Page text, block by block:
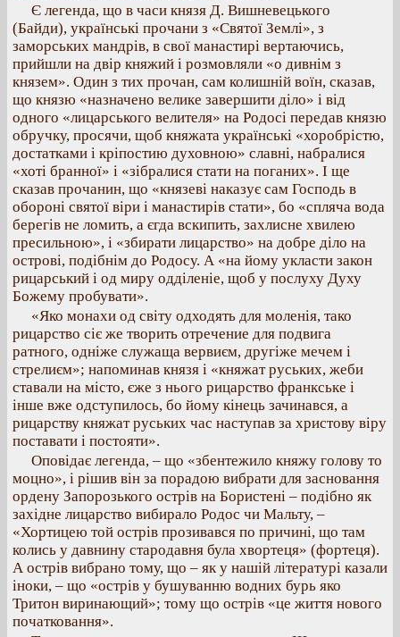
Є легенда, що в часи князя Д. Вишневецького
(Байди), українські прочани з «Святої Землі», з
заморських мандрів, в свої манастирі вертаючись,
прийшли на двір княжий і розмовляли «о дивнім з
князем». Один з тих прочан, сам колишній воїн, сказав,
що князю «назначено велике завершити діло» і від
одного «лицарського велителя» на Родосі передав князю
обручку, просячи, щоб княжата українські «хоробрістю,
достатками і кріпостию духовною» славні, набралися
«хоті бранної» і «зібралися стати на поганих». І ще
сказав прочанин, що «князеві наказує сам Господь в
обороні святої віри і манастирів стати», бо «спляча вода
берегів не ломить, а єгда вскипить, захлисне хвилею
пресильною», і «збирати лицарство» на добре діло на
острові, подібнім до Родосу. А «на йому укласти закон
рицарський і од миру одділеніе, щоб у послуху Духу
Божему пробувати».
«Яко монахи од світу одходять для моленія, тако
рицарство сіє же творить отречение для подвига
ратного, одніже служаща вервиєм, другіже мечем і
стрелиєм»; напоминав князя і «княжат руських, жеби
ставали на місто, єже з нього рицарство франкське і
інше вже одступилось, бо йому кінець зачинався, а
рицарству княжат руських час наступав за христову віру
поставати і постояти».
Оповідає легенда, – що «збентежило княжу голову то
моцно», і рішив він за порадою вибрати для засновання
ордену Запорозького острів на Бористені – подібно як
західне лицарство вибирало Родос чи Мальту, –
«Хортицею той острів прозивався по причині, що там
колись у давнину стародавня була хвортеця» (фортеця).
А острів вибрано тому, що – як у нашій літературі казали
іноки, – що «острів у бушуванню водних бурь яко
Тритон виринающий»; тому що острів «це життя нового
початковання».